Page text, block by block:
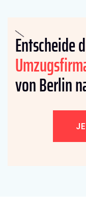
Entscheide
von Berlin